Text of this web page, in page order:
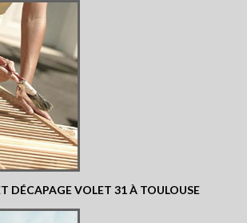
DÉCAPAGE VOLET 31 À TOULOUSE